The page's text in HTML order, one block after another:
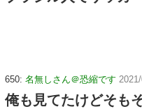
650: 名無しさん＠恐縮です
俺も見てたけどそも